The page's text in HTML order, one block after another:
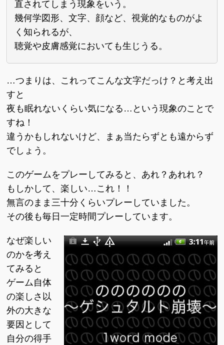
直されてしまう現象をいう。
幾何学図形、文字、顔など、視覚的なものがよ
く知られるが、
聴覚や皮膚感覚においても生じうる。
…つまりは、これってこんな文字だっけ？と考え出
すと
夜も眠れないくらい気になる…という現象のことで
すね！
違うかもしれないけど、まぁ当たらずとも遠からず
でしょう。
このゲームをプレーしてみると、あれ？あれれ？
もしかして、楽しい…これ！！
無言のまま三十分くらいプレーしていました。
その後も毎日一定時間プレーしています。
なぜ楽しい
のかを考え
てみると
ゲーム自体
の楽しさ以
外の大きな
要因として
自分の得手